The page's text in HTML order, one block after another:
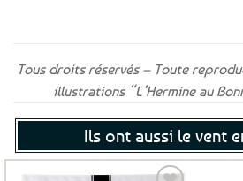
Tous droits réservés – Toute
illustrations “L’Hermine au
Ils ont aussi le vent